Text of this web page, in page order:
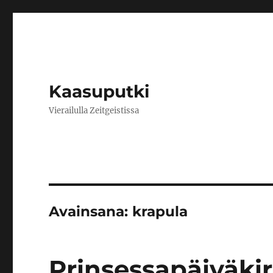
Kaasuputki
Vierailulla Zeitgeistissa
Avainsana: krapula